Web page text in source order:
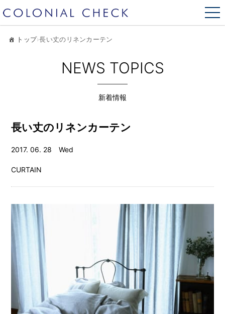
トップ›長い丈のリネンカーテン
NEWS TOPICS
新着情報
長い丈のリネンカーテン
2017. 06. 28 Wed
CURTAIN